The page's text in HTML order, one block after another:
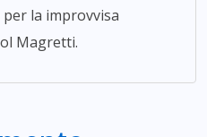
la improvvisa
Magretti.